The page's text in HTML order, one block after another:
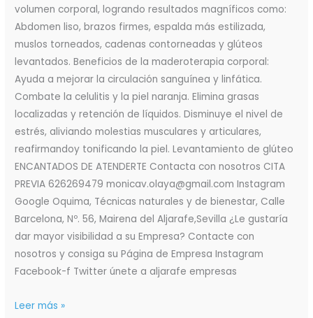
volumen corporal, logrando resultados magníficos como:
Abdomen liso, brazos firmes, espalda más estilizada,
muslos torneados, cadenas contorneadas y glúteos
levantados. Beneficios de la maderoterapia corporal:
Ayuda a mejorar la circulación sanguínea y linfática.
Combate la celulitis y la piel naranja. Elimina grasas
localizadas y retención de líquidos. Disminuye el nivel de
estrés, aliviando molestias musculares y articulares,
reafirmandoy tonificando la piel. Levantamiento de glúteo
ENCANTADOS DE ATENDERTE Contacta con nosotros CITA
PREVIA 626269479 monicav.olaya@gmail.com Instagram
Google Oquima, Técnicas naturales y de bienestar, Calle
Barcelona, Nº. 56, Mairena del Aljarafe,Sevilla ¿Le gustaría
dar mayor visibilidad a su Empresa? Contacte con
nosotros y consiga su Página de Empresa Instagram
Facebook-f Twitter únete a aljarafe empresas
Leer más »